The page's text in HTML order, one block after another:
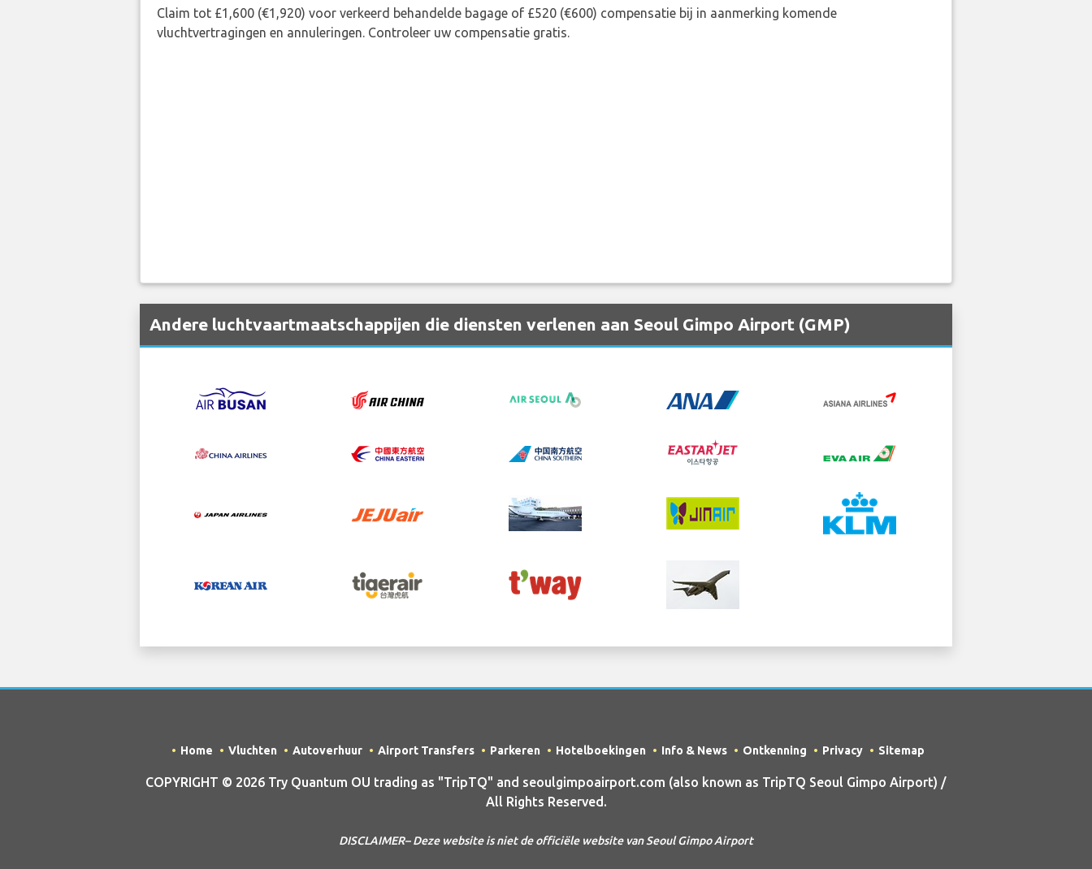
Claim tot £1,600 (€1,920) voor verkeerd behandelde bagage of £520 (€600) compensatie bij in aanmerking komende
vluchtvertragingen en annuleringen. Controleer uw compensatie gratis.
Andere luchtvaartmaatschappijen die diensten verlenen aan Seoul Gimpo Airport (GMP)
Home Vluchten Autoverhuur Airport Transfers Parkeren Hotelboekingen Info & News Ontkenning Privacy Sitemap
COPYRIGHT © 2026 Try Quantum OU trading as "TripTQ" and seoulgimpoairport.com (also known as TripTQ Seoul Gimpo Airport) /
All Rights Reserved.
DISCLAIMER– Deze website is niet de officiële website van Seoul Gimpo Airport